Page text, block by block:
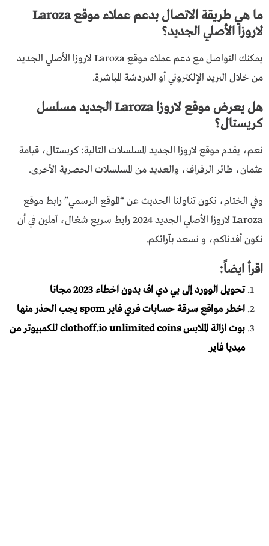
ما هي طريقة الاتصال بدعم عملاء موقع Laroza
لاروزا الأصلي الجديد؟
يمكنك التواصل مع دعم عملاء موقع Laroza لاروزا الأصلي الجديد
من خلال البريد الإلكتروني أو الدردشة المباشرة.
هل يعرض موقع لاروزا Laroza الجديد مسلسل
كريستال؟
نعم، يقدم موقع لاروزا الجديد المسلسلات التالية: كريستال، قيامة
عثمان، طائر الرفراف، والعديد من المسلسلات الحصرية الأخرى.
وفي الختام، نكون تناولنا الحديث عن “المـوقع الرسمـي” رابط موقع
Laroza لاروزا الأصلي الجديد 2024 رابط سريع شغال، آملين في أن
نكون أفدناكم، و نسعد بآرائكم.
اقرأ ايضاً:
تحويل الوورد إلى بي دي اف بدون اخطاء 2023 مجانا
اخطر مواقع سرقة حسابات فري فاير spom يجب الحذر منها
بوت ازالة الملابس clothoff.io unlimited coins للكمبيوتر من
ميديا فاير